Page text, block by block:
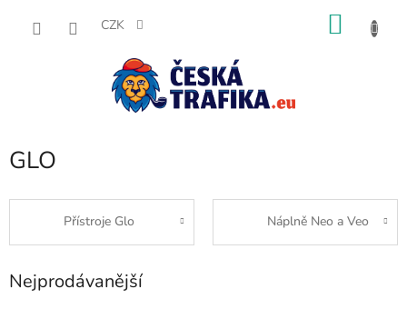
CZK
GLO
Přístroje Glo Náplně Neo a Veo
Nejprodávanější